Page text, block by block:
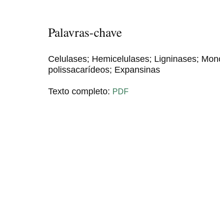
Palavras-chave
Celulases; Hemicelulases; Ligninases;
polissacarídeos; Expansinas
Texto completo: PDF